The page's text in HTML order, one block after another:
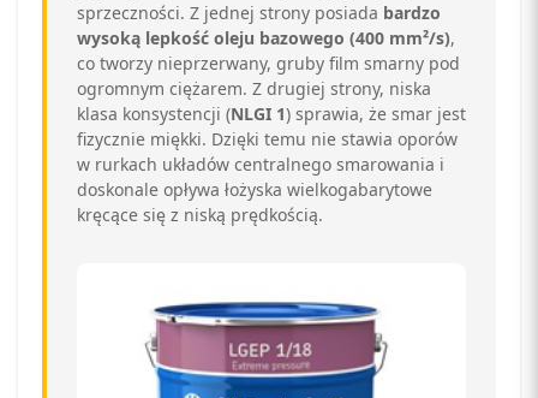
sprzeczności. Z jednej strony posiada bardzo
wysoką lepkość oleju bazowego (400 mm²/s),
co tworzy nieprzerwany, gruby film smarny pod
ogromnym ciężarem. Z drugiej strony, niska
klasa konsystencji (NLGI 1) sprawia, że smar jest
fizycznie miękki. Dzięki temu nie stawia oporów
w rurkach układów centralnego smarowania i
doskonale opływa łożyska wielkogabarytowe
kręcące się z niską prędkością.